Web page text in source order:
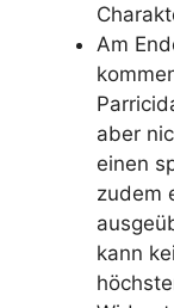
Am
aber
einen
zudem
kann